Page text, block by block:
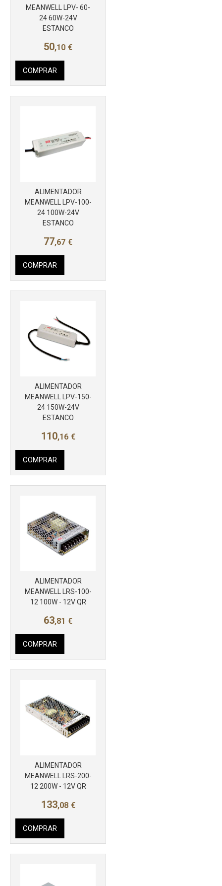
MEANWELL LPV- 60-
24 60W-24V
ESTANCO
50,10 €
COMPRAR
ALIMENTADOR
MEANWELL LPV-100-
24 100W-24V
ESTANCO
77,67 €
COMPRAR
ALIMENTADOR
MEANWELL LPV-150-
24 150W-24V
ESTANCO
110,16 €
COMPRAR
ALIMENTADOR
MEANWELL LRS-100-
12 100W - 12V QR
63,81 €
COMPRAR
Más info
ALIMENTADOR
MEANWELL LRS-200-
12 200W - 12V QR
133,08 €
COMPRAR
Más info